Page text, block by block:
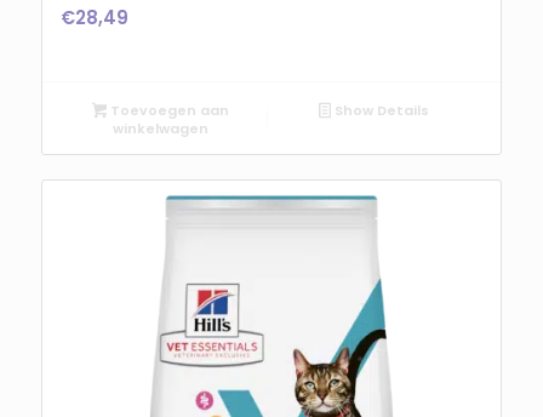
€28,49
Toevoegen aan
winkelwagen
Show Details